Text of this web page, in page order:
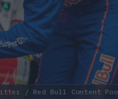
/ Red Bull Content